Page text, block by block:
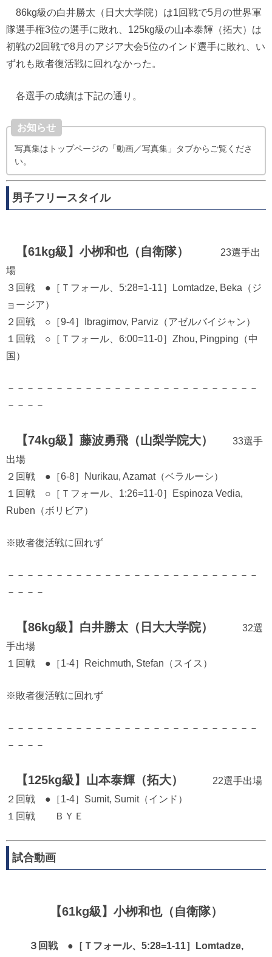
86kg級の白井勝太（日大大学院）は1回戦で5月の世界軍
隊選手権3位の選手に敗れ、125kg級の山本泰輝（拓大）は
初戦の2回戦で8月のアジア大会5位のインド選手に敗れ、い
ずれも敗者復活戦に回れなかった。
各選手の成績は下記の通り。
お知らせ
写真集はトップページの「動画／写真集」タブからご覧くださ
い。
男子フリースタイル
【61kg級】小栁和也（自衛隊）
23選手出
場
３回戦 ●［Ｔフォール、5:28=1-11］Lomtadze, Beka（ジ
ョージア）
２回戦 ○［9-4］Ibragimov, Parviz（アゼルバイジャン）
１回戦 ○［Ｔフォール、6:00=11-0］Zhou, Pingping（中
国）
－－－－－－－－－－－－－－－－－－－－－－－－－－
－－－－
【74kg級】藤波勇飛（山梨学院大）
33選手
出場
２回戦 ●［6-8］Nurikau, Azamat（ベラルーシ）
１回戦 ○［Ｔフォール、1:26=11-0］Espinoza Vedia,
Ruben（ボリビア）
※敗者復活戦に回れず
－－－－－－－－－－－－－－－－－－－－－－－－－－
－－－－
【86kg級】白井勝太（日大大学院）
32選
手出場
１回戦 ●［1-4］Reichmuth, Stefan（スイス）
※敗者復活戦に回れず
－－－－－－－－－－－－－－－－－－－－－－－－－－
－－－－
【125kg級】山本泰輝（拓大）
22選手出場
２回戦 ●［1-4］Sumit, Sumit（インド）
１回戦 ＢＹＥ
試合動画
【61kg級】小栁和也（自衛隊）
３回戦 ●［Ｔフォール、5:28=1-11］Lomtadze,